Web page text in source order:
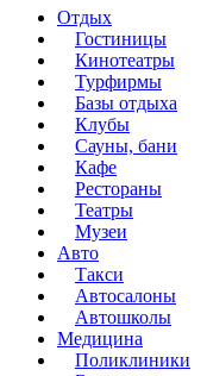
Отдых
Гостиницы
Кинотеатры
Турфирмы
Базы отдыха
Клубы
Сауны, бани
Кафе
Рестораны
Театры
Музеи
Авто
Такси
Автосалоны
Автошколы
Медицина
Поликлиники